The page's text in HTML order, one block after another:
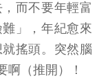
而不要年輕富
」，年紀愈來
搖頭。突然腦
啊（推開）！